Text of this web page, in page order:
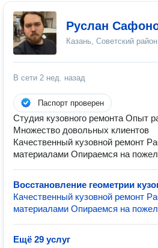
Руслан
Казань, Советский район
В сети 2 нед. назад
Паспорт проверен
Студия кузовного ремонта Опыт
Множество довольных клиентов
Качественный кузовной ремонт
материалами Опираемся на
Восстановление геометрии
Качественный кузовной ремонт
материалами Опираемся на
Ещё 29 услуг